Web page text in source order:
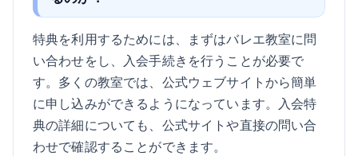
特典を利用するためには、まずはバレエ教室に問
い合わせをし、入会手続きを行うことが必要で
す。多くの教室では、公式ウェブサイトから簡単
に申し込みができるようになっています。入会特
典の詳細についても、公式サイトや直接の問い合
わせで確認することができます。